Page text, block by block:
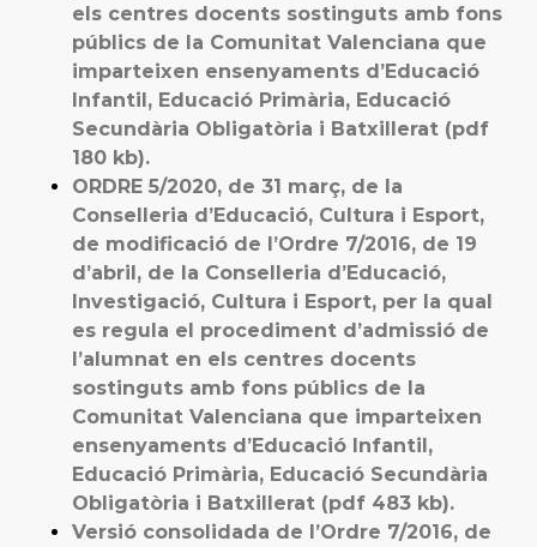
els centres docents sostinguts amb fons
públics de la Comunitat Valenciana que
imparteixen ensenyaments d’Educació
Infantil, Educació Primària, Educació
Secundària Obligatòria i Batxillerat (pdf
180 kb).
ORDRE 5/2020, de 31 març, de la
Conselleria d’Educació, Cultura i Esport,
de modificació de l’Ordre 7/2016, de 19
d’abril, de la Conselleria d’Educació,
Investigació, Cultura i Esport, per la qual
es regula el procediment d’admissió de
l’alumnat en els centres docents
sostinguts amb fons públics de la
Comunitat Valenciana que imparteixen
ensenyaments d’Educació Infantil,
Educació Primària, Educació Secundària
Obligatòria i Batxillerat (pdf 483 kb).
Versió consolidada de l’Ordre 7/2016, de